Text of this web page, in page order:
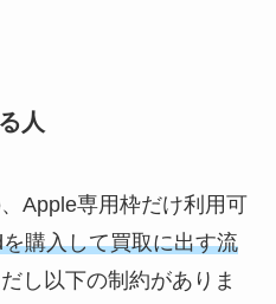
人
Apple専用枠だけ利用可
購入して買取に出す流
し以下の制約がありま